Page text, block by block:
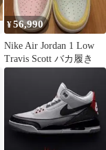
¥56,990
Nike Air Jordan 1 Low
Travis Scott バカ履き